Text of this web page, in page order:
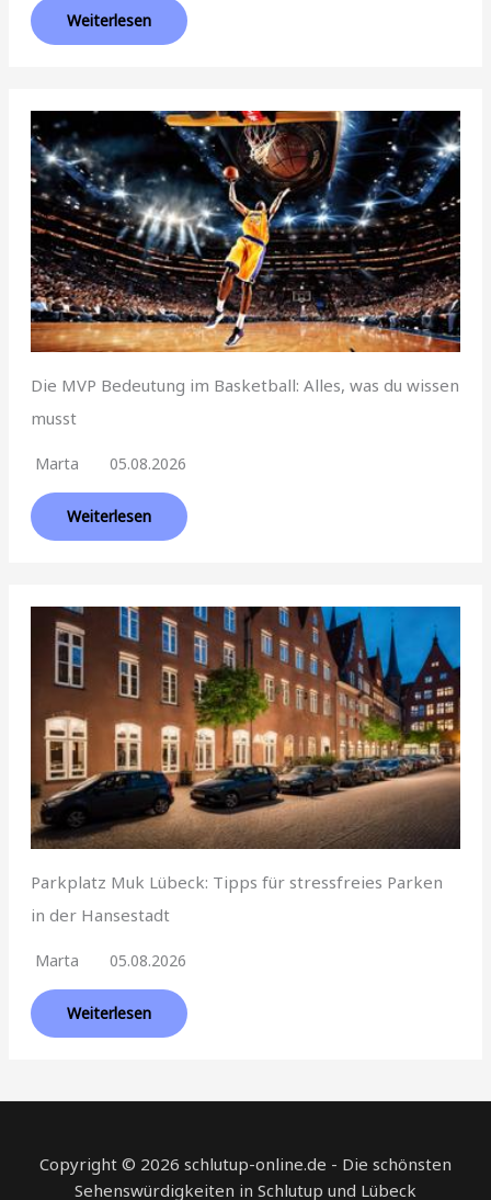
Weiterlesen
Die MVP Bedeutung im Basketball: Alles, was du wissen
musst
Marta 05.08.2026
Weiterlesen
Parkplatz Muk Lübeck: Tipps für stressfreies Parken
in der Hansestadt
Marta 05.08.2026
Weiterlesen
Copyright © 2026 schlutup-online.de - Die schönsten
Sehenswürdigkeiten in Schlutup und Lübeck